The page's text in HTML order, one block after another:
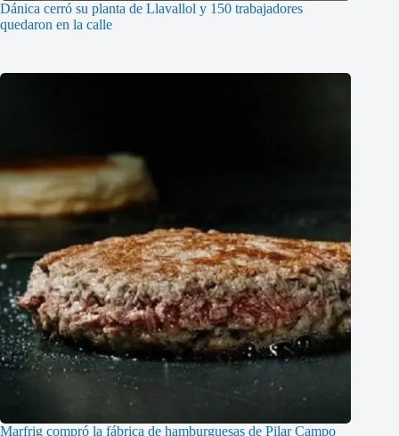
Dánica cerró su planta de Llavallol y 150 trabajadores
quedaron en la calle
Marfrig compró la fábrica de hamburguesas de Pilar Campo